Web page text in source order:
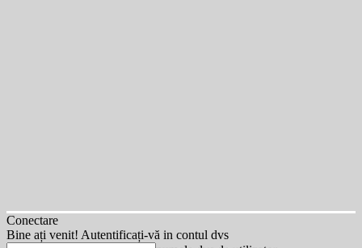
Conectare
Bine ați venit! Autentificați-vă in contul dvs